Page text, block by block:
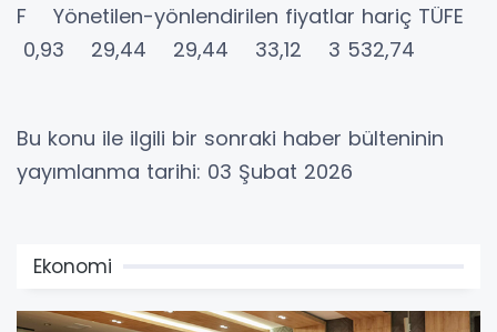
F Yönetilen-yönlendirilen fiyatlar hariç TÜFE
0,93 29,44 29,44 33,12 3 532,74
Bu konu ile ilgili bir sonraki haber bülteninin
yayımlanma tarihi: 03 Şubat 2026
Ekonomi